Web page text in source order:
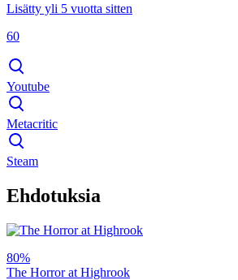
Lisätty yli 5 vuotta sitten
60
Youtube
Metacritic
Steam
Ehdotuksia
80%
The Horror at Highrook